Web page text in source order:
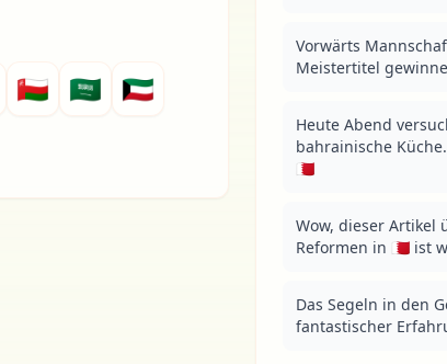
🇴🇲 🇸🇦
🇰🇼
Vorwärts
Meistertitel
Heute Abend
bahrainische
🇧🇭
Wow, dieser Artikel
Reformen in 🇧🇭 ist
Das Segeln in den
fantastischer